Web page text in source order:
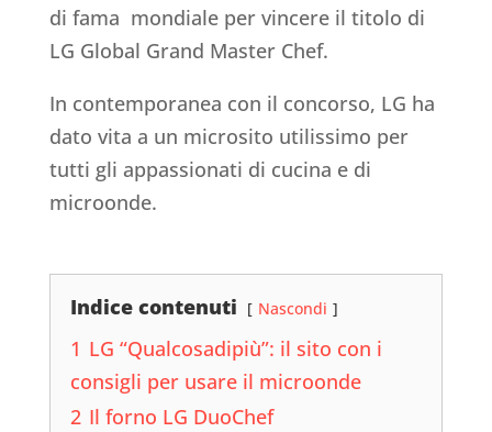
di fama mondiale per vincere il titolo di
LG Global Grand Master Chef.
In contemporanea con il concorso, LG ha
dato vita a un microsito utilissimo per
tutti gli appassionati di cucina e di
microonde.
Indice contenuti Nascondi
1 LG “Qualcosadipiù”: il sito con i
consigli per usare il microonde
2 Il forno LG DuoChef